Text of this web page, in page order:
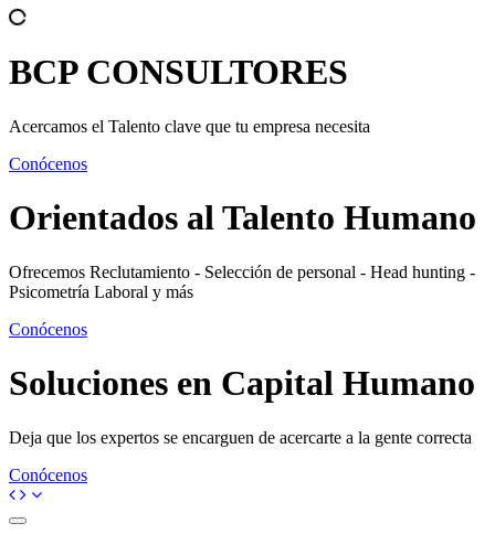
BCPCONSULTORES
Acercamos el Talento clave que tu empresa necesita
Conócenos
Orientados alTalento Humano
Ofrecemos Reclutamiento - Selección de personal - Head hunting -
Psicometría Laboral y más
Conócenos
Soluciones en Capital Humano
Deja que los expertos se encarguen de acercarte a la gente correcta
Conócenos
Toggle